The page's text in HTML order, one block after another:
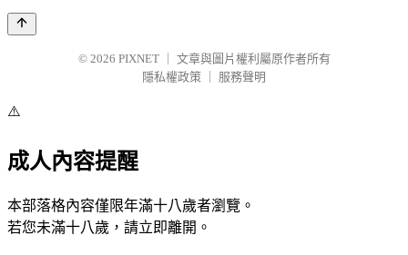
© 2026 PIXNET
文章與圖片權利屬原作者所有
隱私權政策
服務聲明
⚠️
成人內容提醒
本部落格內容僅限年滿十八歲者瀏覽。
若您未滿十八歲，請立即離開。